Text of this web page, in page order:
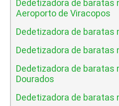
Dedetizadora de baratas
Aeroporto de Viracopos
Dedetizadora de baratas
Dedetizadora de baratas
Dedetizadora de baratas
Dourados
Dedetizadora de baratas